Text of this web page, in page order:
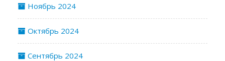
Ноябрь 2024
Октябрь 2024
Сентябрь 2024